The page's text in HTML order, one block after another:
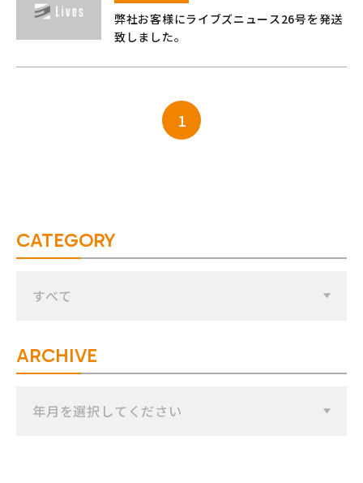
弊社お客様にライブズニュース26号を発送
致しました。
1
CATEGORY
すべて
ARCHIVE
年月を選択してください